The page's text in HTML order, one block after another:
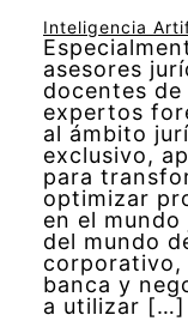
Inteligencia
asesores
docentes
expertos
al ámbito
exclusivo,
para
optimizar
en el
del mundo
corporativo,
banca y
a utilizar […]